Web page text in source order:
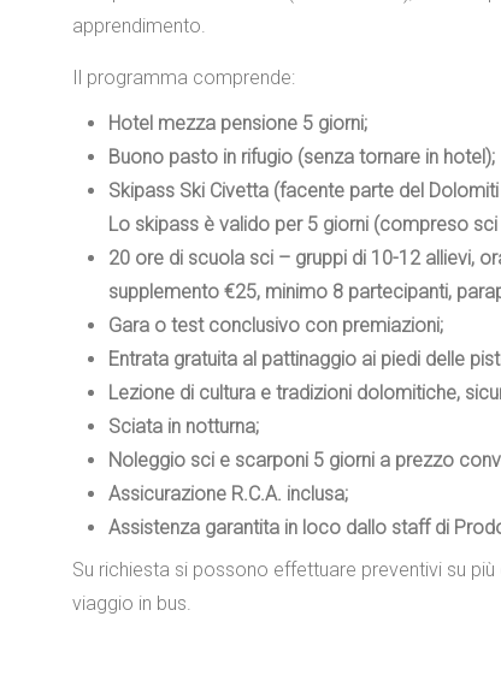
apprendimento.
Il programma comprende:
Hotel mezza pensione 5 giorni;
Buono pasto in rifugio (senza tornare in hotel);
Skipass Ski Civetta (facente parte del
Lo skipass è valido per 5 giorni (compreso sci
20 ore di scuola sci – gruppi di 10-12 allievi,
supplemento €25, minimo 8 partecipanti,
Gara o test conclusivo con premiazioni;
Entrata gratuita al pattinaggio ai piedi delle
Lezione di cultura e tradizioni dolomitiche,
Sciata in notturna;
Noleggio sci e scarponi 5 giorni a prezzo
Assicurazione R.C.A. inclusa;
Assistenza garantita in loco dallo staff di
Su richiesta si possono effettuare preventivi su
viaggio in bus.